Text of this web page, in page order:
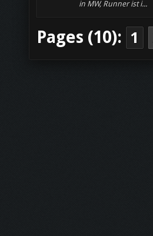
in MW, Runner ist i...
Pages (10): 1